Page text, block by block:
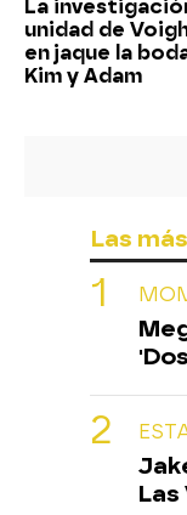
La
unidad de
en jaque la
Kim y Adam
Las
Las